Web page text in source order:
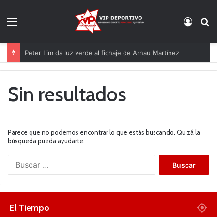
Peter Lim da luz verde al fichaje de Arnau Martínez
Sin resultados
Parece que no podemos encontrar lo que estás buscando. Quizá la
búsqueda pueda ayudarte.
El Tiempo